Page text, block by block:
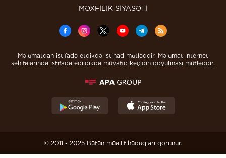
MƏXFİLİK SİYASƏTİ
Məlumatdan istifadə etdikdə istinad mütləqdir. Məlumat internet
səhifələrində istifadə edildikdə müvafiq keçidin qoyulması mütləqdir.
© 2011 - 2025 Bütün müəllif hüquqları qorunur.